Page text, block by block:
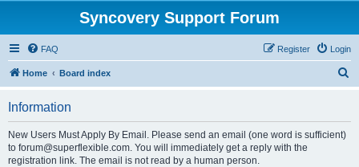
Syncovery Support Forum
FAQ Login
Register
Home Board index
Information
New Users Must Apply By Email. Please send an email (one word is sufficient)
to forum@superflexible.com. You will immediately get a reply with the
registration link. The email is not read by a human person.